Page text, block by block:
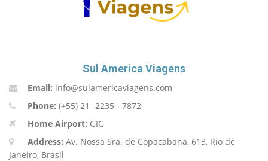
Sul America Viagens
Email: info@sulamericaviagens.com
Phone: (+55) 21 -2235 - 7872
Home Airport: GIG
Address: Av. Nossa Sra. de Copacabana, 613, Rio de
Janeiro, Brasil